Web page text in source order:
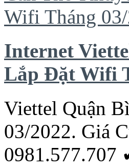
Internet
Lắp Đặt Wifi
Viettel Quận
03/2022. Giá
0981.577.707